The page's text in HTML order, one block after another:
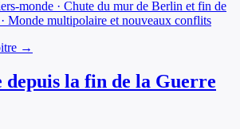
monde · Chute du mur de Berlin et fin de
Monde multipolaire et nouveaux conflits
→
depuis la fin de la Guerre